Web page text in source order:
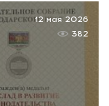
12 мая 2026
382